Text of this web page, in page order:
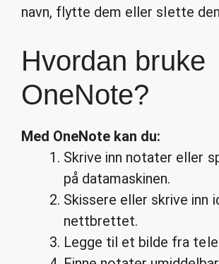
navn, flytte dem eller slette
Hvordan bruke
OneNote?
Med OneNote kan du:
Skrive inn notater eller
på datamaskinen.
Skissere eller skrive inn
nettbrettet.
Legge til et bilde fra